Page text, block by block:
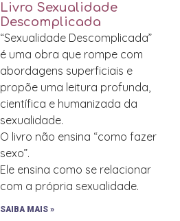
Livro Sexualidade
Descomplicada
“Sexualidade Descomplicada”
é uma obra que rompe com
abordagens superficiais e
propõe uma leitura profunda,
científica e humanizada da
sexualidade.
O livro não ensina “como fazer
sexo”.
Ele ensina como se relacionar
com a própria sexualidade.
SAIBA MAIS »